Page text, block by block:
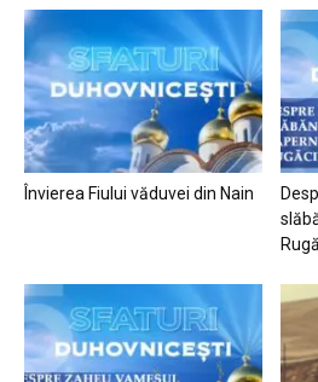
Învierea Fiului văduvei din Nain